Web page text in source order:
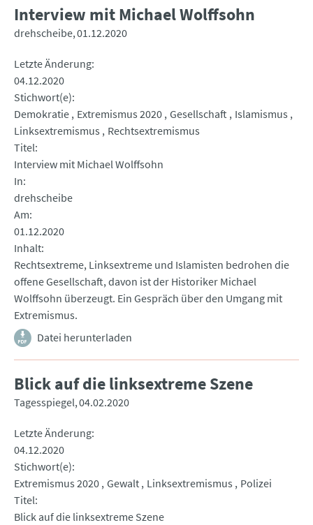
Interview mit Michael Wolffsohn
drehscheibe 01.12.2020
Letzte Änderung
04.12.2020
Stichwort(e)
Demokratie Extremismus 2020 Gesellschaft Islamismus
Linksextremismus
Rechtsextremismus
Titel
Interview mit Michael Wolffsohn
In
drehscheibe
Am
01.12.2020
Inhalt
Rechtsextreme, Linksextreme und Islamisten bedrohen die
offene Gesellschaft, davon ist der Historiker Michael
Wolffsohn überzeugt. Ein Gespräch über den Umgang mit
Extremismus.
Datei herunterladen
Blick auf die linksextreme Szene
Tagesspiegel 04.02.2020
Letzte Änderung
04.12.2020
Stichwort(e)
Extremismus 2020 Gewalt Linksextremismus
Polizei
Titel
Blick auf die linksextreme Szene